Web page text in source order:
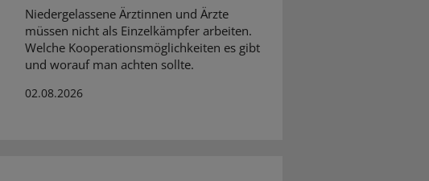
Niedergelassene Ärztinnen und Ärzte
müssen nicht als Einzelkämpfer arbeiten.
Welche Kooperationsmöglichkeiten es gibt
und worauf man achten sollte.
02.08.2026